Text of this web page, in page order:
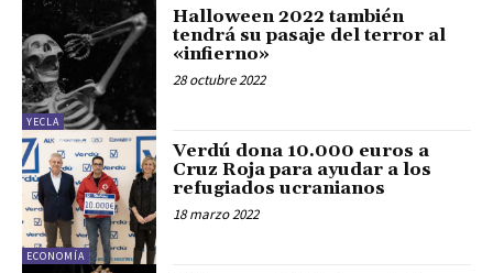
YECLA
Halloween 2022 también
tendrá su pasaje del terror al
«infierno»
28 octubre 2022
ECONOMÍA
Verdú dona 10.000 euros a
Cruz Roja para ayudar a los
refugiados ucranianos
18 marzo 2022